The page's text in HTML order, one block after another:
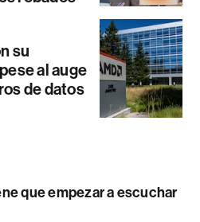
su
al auge
de datos
que empezar a escuchar